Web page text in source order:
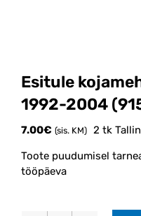
Esitule
1992-2004
7.00€ (sis. KM) 2 tk
Toote puudumisel
tööpäeva